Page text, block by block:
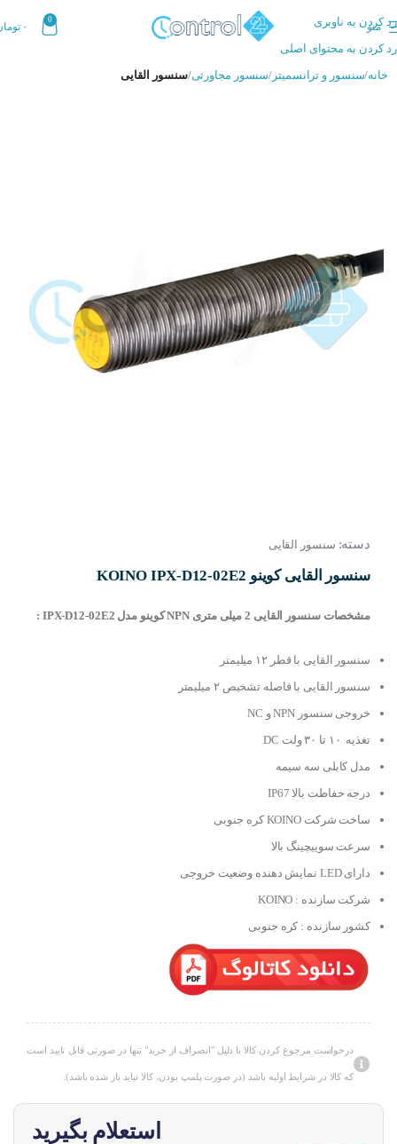
رد کردن به ناوبری
رد کردن به محتوای اصلی
منو
0
۰
خانه سنسور و ترانسمیتر سنسور مجاورتی سنسور القایی
دسته: سنسور القایی
سنسور القایی کوینو KOINO IPX-D12-02E2
مشخصات سنسور القایی 2 میلی متری NPN کوینو مدل IPX-D12-02E2 :
سنسور القایی با قطر ۱۲ میلیمتر
سنسور القایی با فاصله تشخیص ۲ میلیمتر
خروجی سنسور NPN و NC
تغذیه ۱۰ تا ۳۰ ولت DC
مدل کابلی سه سیمه
درجه حفاظت بالا IP67
ساخت شرکت KOINO کره جنوبی
سرعت سوییچینگ بالا
دارای LED نمایش دهنده وضعیت خروجی
شرکت سازنده : KOINO
کشور سازنده : کره جنوبی
درخواست مرجوع کردن کالا با دلیل "انصراف از خرید" تنها در صورتی قابل تایید است
که کالا در شرایط اولیه باشد (در صورت پلمپ بودن، کالا نباید باز شده باشد).
استعلام بگیرید